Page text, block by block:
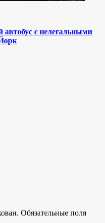
с нелегальными
Обязательные поля